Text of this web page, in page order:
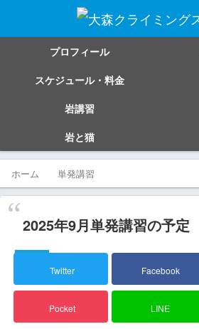
プロフィール
スケジュール・料金
岩講習
岩と猫
ホーム 単発講習
2025年9月単発講習の予定
Twitter Facebook
Pocket LINE